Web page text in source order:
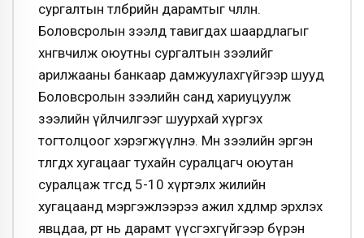
сургалтын төлбөрийн дарамтыг чөлөөлнө.
Боловсролын зээлд тавигдах шаардлагыг
хөнгөвчилж оюутны сургалтын зээлийг
арилжааны банкаар дамжуулахгүйгээр шууд
Боловсролын зээлийн санд хариуцуулж
зээлийн үйлчилгээг шуурхай хүргэх
тогтолцоог хэрэгжүүлнэ. Мөн зээлийн эргэн
төлөгдөх хугацааг тухайн суралцагч оюутан
суралцаж төгсөөд 5-10 хүртэлх жилийн
хугацаанд мэргэжлээрээ ажил хөдөлмөр эрхлэх
явцдаа, өөрт нь дарамт үүсгэхгүйгээр бүрэн